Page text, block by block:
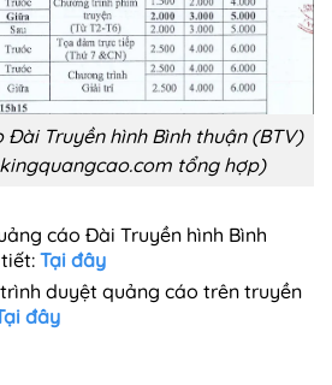
Truyền hình Bình thuận (BTV)
tổng hợp)
cáo Đài Truyền hình Bình
Tại đây
duyệt quảng cáo trên truyền
đây